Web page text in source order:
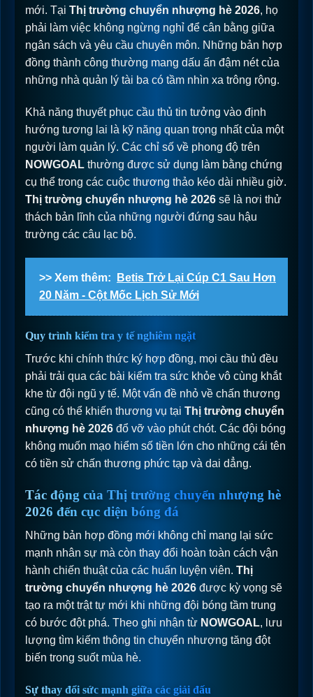
mới. Tại Thị trường chuyển nhượng hè 2026, họ
phải làm việc không ngừng nghỉ để cân bằng giữa
ngân sách và yêu cầu chuyên môn. Những bản hợp
đồng thành công thường mang dấu ấn đậm nét của
những nhà quản lý tài ba có tầm nhìn xa trông rộng.
Khả năng thuyết phục cầu thủ tin tưởng vào định
hướng tương lai là kỹ năng quan trọng nhất của một
người làm quản lý. Các chỉ số về phong độ trên
NOWGOAL thường được sử dụng làm bằng chứng
cụ thể trong các cuộc thương thảo kéo dài nhiều giờ.
Thị trường chuyển nhượng hè 2026 sẽ là nơi thử
thách bản lĩnh của những người đứng sau hậu
trường các câu lạc bộ.
>> Xem thêm:
Betis Trở Lại Cúp C1 Sau Hơn
20 Năm - Cột Mốc Lịch Sử Mới
Quy trình kiểm tra y tế nghiêm ngặt
Trước khi chính thức ký hợp đồng, mọi cầu thủ đều
phải trải qua các bài kiểm tra sức khỏe vô cùng khắt
khe từ đội ngũ y tế. Một vấn đề nhỏ về chấn thương
cũng có thể khiến thương vụ tại Thị trường chuyển
nhượng hè 2026 đổ vỡ vào phút chót. Các đội bóng
không muốn mạo hiểm số tiền lớn cho những cái tên
có tiền sử chấn thương phức tạp và dai dẳng.
Tác động của Thị trường chuyển nhượng hè
2026 đến cục diện bóng đá
Những bản hợp đồng mới không chỉ mang lại sức
mạnh nhân sự mà còn thay đổi hoàn toàn cách vận
hành chiến thuật của các huấn luyện viên. Thị
trường chuyển nhượng hè 2026 được kỳ vọng sẽ
tạo ra một trật tự mới khi những đội bóng tầm trung
có bước đột phá. Theo ghi nhận từ NOWGOAL, lưu
lượng tìm kiếm thông tin chuyển nhượng tăng đột
biến trong suốt mùa hè.
Sự thay đổi sức mạnh giữa các giải đấu